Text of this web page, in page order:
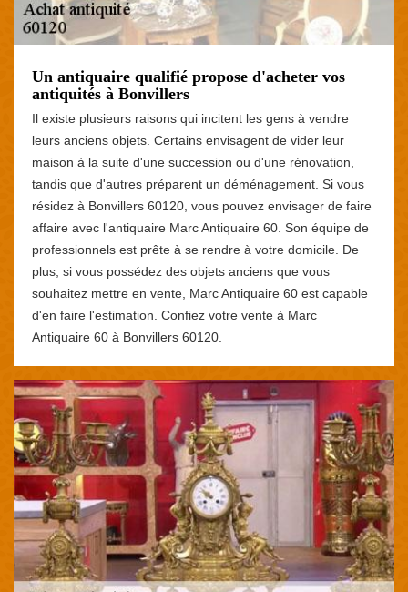
Un antiquaire qualifié propose d'acheter vos
antiquités à Bonvillers
Il existe plusieurs raisons qui incitent les gens à vendre
leurs anciens objets. Certains envisagent de vider leur
maison à la suite d'une succession ou d'une rénovation,
tandis que d'autres préparent un déménagement. Si vous
résidez à Bonvillers 60120, vous pouvez envisager de faire
affaire avec l'antiquaire Marc Antiquaire 60. Son équipe de
professionnels est prête à se rendre à votre domicile. De
plus, si vous possédez des objets anciens que vous
souhaitez mettre en vente, Marc Antiquaire 60 est capable
d'en faire l'estimation. Confiez votre vente à Marc
Antiquaire 60 à Bonvillers 60120.